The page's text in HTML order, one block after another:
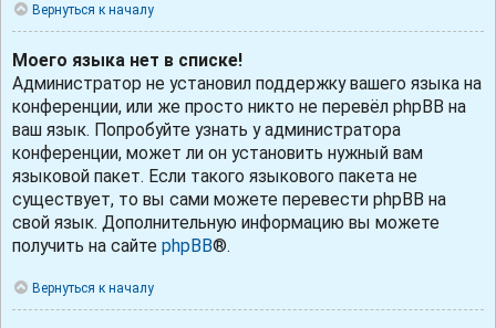
Вернуться к началу
Моего языка нет в списке!
Администратор не установил поддержку вашего языка на
конференции, или же просто никто не перевёл phpBB на
ваш язык. Попробуйте узнать у администратора
конференции, может ли он установить нужный вам
языковой пакет. Если такого языкового пакета не
существует, то вы сами можете перевести phpBB на
свой язык. Дополнительную информацию вы можете
получить на сайте phpBB®.
Вернуться к началу